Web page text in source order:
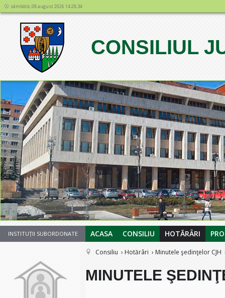
sâmbătă, 08 august 2026 14:28:34
CONSILIUL
1234567
INSTITUȚII SUBORDONATE ACASA CONSILIU HOTĂRÂRI
Consiliu Hotărâri Minutele şedinţelor CJH
MINUTELE